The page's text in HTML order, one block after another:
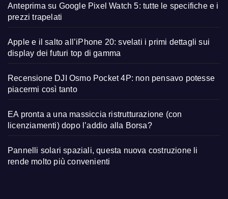
Anteprima su Google Pixel Watch 5: tutte le specifiche e i
prezzi trapelati
Apple e il salto all’iPhone 20: svelati i primi dettagli sui
display dei futuri top di gamma
Recensione DJI Osmo Pocket 4P: non pensavo potesse
piacermi così tanto
EA pronta a una massiccia ristrutturazione (con
licenziamenti) dopo l’addio alla Borsa?
Pannelli solari spaziali, questa nuova costruzione li
rende molto più convenienti